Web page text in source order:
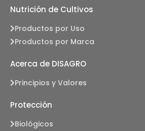
Nutrición de Cultivos
Productos por Uso
Productos por Marca
Acerca de DISAGRO
Principios y Valores
Protección
Biológicos